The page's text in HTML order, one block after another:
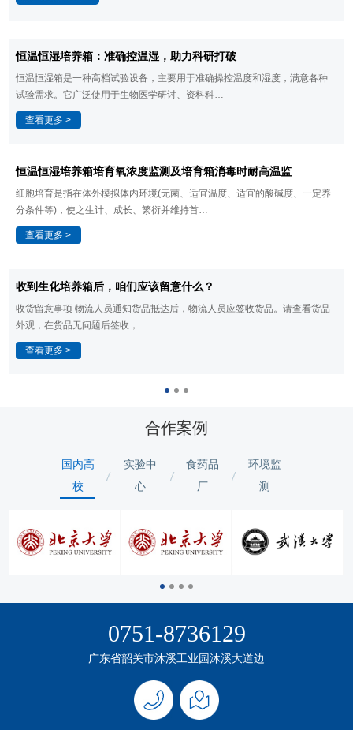
​恒温恒湿培养箱：准确控温湿，助力科研打破
恒温恒湿箱是一种高档试验设备，主要用于准确操控温度和湿度，满意各种
试验需求。它广泛使用于生物医学研讨、资料科…
查看更多 >
恒温恒湿培养箱​培育氧浓度监测及培育箱消毒时耐高温监
细胞培育是指在体外模拟体内环境(无菌、适宜温度、适宜的酸碱度、一定养
分条件等)，使之生计、成长、繁衍并维持首…
查看更多 >
​收到生化培养箱后，咱们应该留意什么？
收货留意事项 物流人员通知货品抵达后，物流人员应签收货品。请查看货品
外观，在货品无问题后签收，…
查看更多 >
合作案例
国内高
校
实验中
心
食药品
厂
环境监
测
0751-8736129
广东省韶关市沐溪工业园沐溪大道边